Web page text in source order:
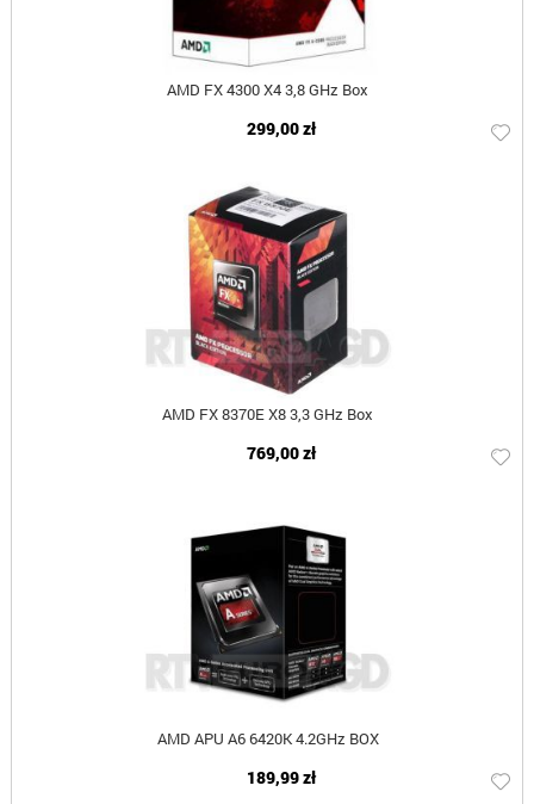
AMD FX 4300 X4 3,8 GHz Box
299,00 zł
AMD FX 8370E X8 3,3 GHz Box
769,00 zł
AMD APU A6 6420K 4.2GHz BOX
189,99 zł